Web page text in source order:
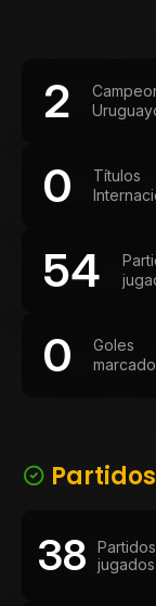
2
0
Títulos
54
0
Goles
38
Partidos
jugados